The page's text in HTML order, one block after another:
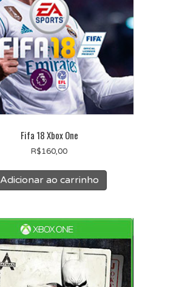
Fifa 18 Xbox One
R$160,00
Adicionar ao carrinho